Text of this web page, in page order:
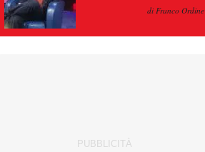
CONTROMOSSEdi Franco Ordine